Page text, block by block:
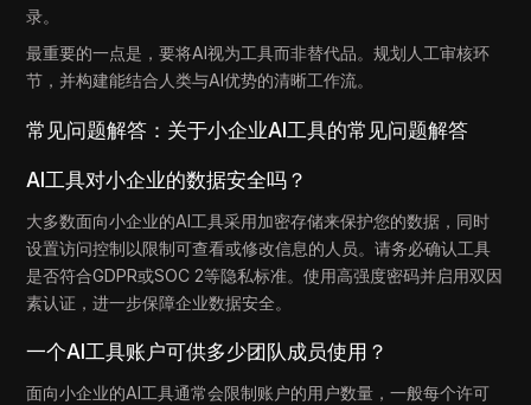
录。
最重要的一点是，要将AI视为工具而非替代品。规划人工审核环
节，并构建能结合人类与AI优势的清晰工作流。
常见问题解答：关于小企业AI工具的常见问题解答
AI工具对小企业的数据安全吗？
大多数面向小企业的AI工具采用加密存储来保护您的数据，同时
设置访问控制以限制可查看或修改信息的人员。请务必确认工具
是否符合GDPR或SOC 2等隐私标准。使用高强度密码并启用双因
素认证，进一步保障企业数据安全。
一个AI工具账户可供多少团队成员使用？
面向小企业的AI工具通常会限制账户的用户数量，一般每个许可